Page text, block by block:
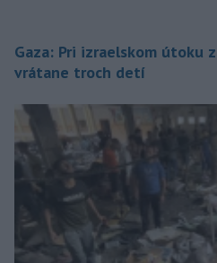
Gaza: Pri izraelskom útoku
vrátane troch detí